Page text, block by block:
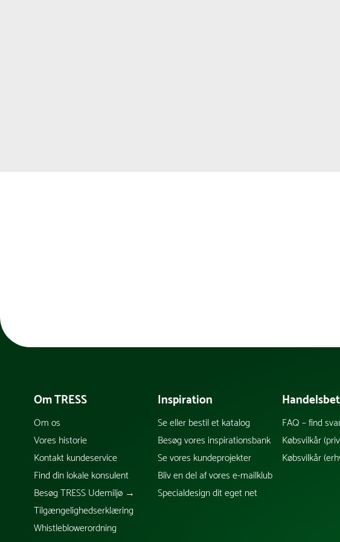
Om TRESS
Om os
Vores historie
Kontakt kundeservice
Find din lokale konsulent
Besøg TRESS Udemiljø →
Tilgængelighedserklæring
Whistleblowerordning
Inspiration
Se eller bestil et katalog
Besøg vores inspirationsbank
Se vores kundeprojekter
Bliv en del af vores e-mailklub
Specialdesign dit eget net
FAQ – find
Købsvilkår
Købsvilkår